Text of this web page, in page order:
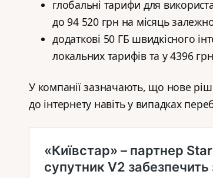
глобальні тарифи для
до 94 520 грн на місяць
додаткові 50 ГБ швидкісного
локальних тарифів та у 4396
У компанії зазначають, що нове
до інтернету навіть у випадках